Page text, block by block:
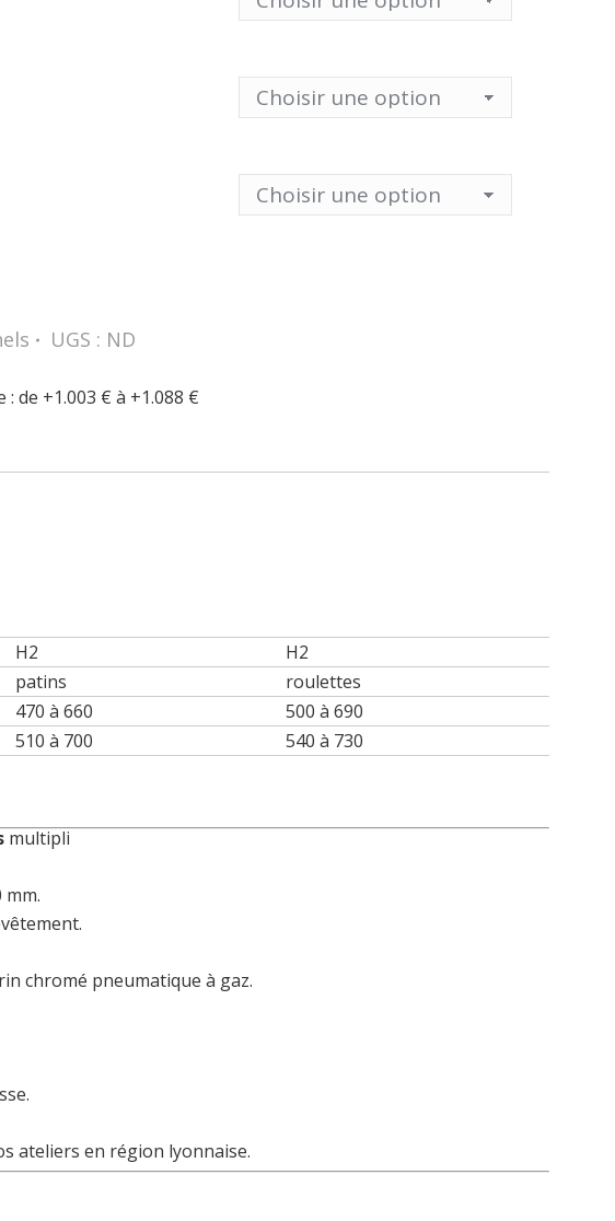
UGS : ND
de +1.003 € à +1.088 €
H2
H2
patins
roulettes
470 à 660
500 à 690
510 à 700 540 à 730
multipli
chromé pneumatique à gaz.
ateliers en région lyonnaise.